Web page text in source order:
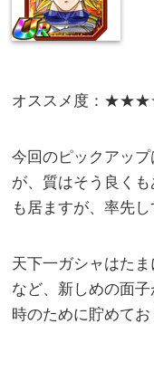
オススメ度：
今回のピックアッ
が、質はそう良く
も居ますが、率先
天下一ガシャはた
など、新しめの面
時のために貯めてお